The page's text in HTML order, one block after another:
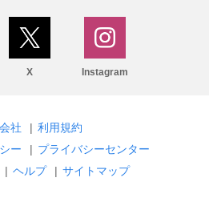
X Instagram
社 | 利用規約
ー
| プライバシーセンター
| ヘルプ | サイトマップ